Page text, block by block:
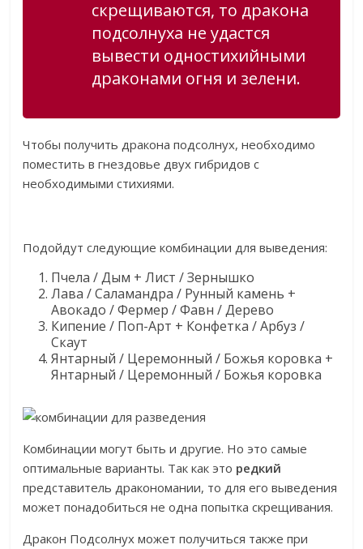
скрещиваются, то дракона
подсолнуха не удастся
вывести одностихийными
драконами огня и зелени.
Чтобы получить дракона подсолнух, необходимо
поместить в гнездовье двух гибридов с
необходимыми стихиями.
Подойдут следующие комбинации для выведения:
Пчела / Дым + Лист / Зернышко
Лава / Саламандра / Рунный камень +
Авокадо / Фермер / Фавн / Дерево
Кипение / Поп-Арт + Конфетка / Арбуз /
Скаут
Янтарный / Церемонный / Божья коровка +
Янтарный / Церемонный / Божья коровка
Комбинации могут быть и другие. Но это самые
оптимальные варианты. Так как это редкий
представитель дракономании, то для его выведения
может понадобиться не одна попытка скрещивания.
Дракон Подсолнух может получиться также при